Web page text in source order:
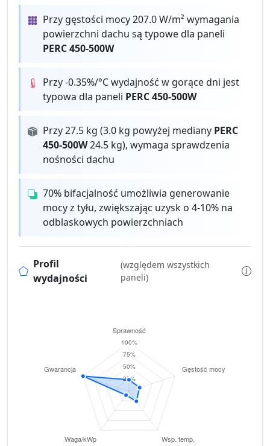
Przy gęstości mocy 207.0 W/m² wymagania
powierzchni dachu są typowe dla paneli
PERC 450-500W
Przy -0.35%/°C wydajność w gorące dni jest
typowa dla paneli PERC 450-500W
Przy 27.5 kg (3.0 kg powyżej mediany PERC
450-500W24.5 kg), wymaga sprawdzenia
nośności dachu
70% bifacjalność umożliwia generowanie
mocy z tyłu, zwiększając uzysk o 4-10% na
odblaskowych powierzchniach
Profil
wydajności
(względem wszystkich
paneli)